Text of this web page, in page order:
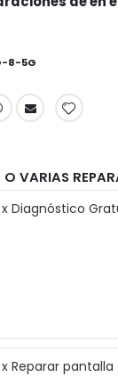
8-5G
O VARIAS
x Diagnóstico
x Reparar pantalla